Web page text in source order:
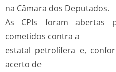
na Câmara dos Deputados.
As CPIs foram abertas
cometidos contra a
estatal petrolífera e,
acerto de